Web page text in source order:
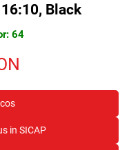
Black
64
in SICAP